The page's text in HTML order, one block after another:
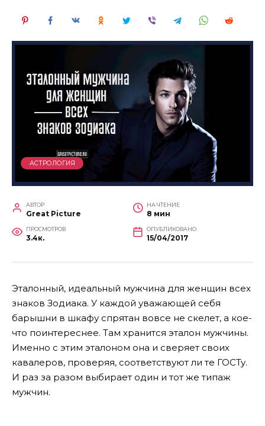
АСТРОЛОГИЯ
АВТОР
Great Picture
НА ЧТЕНИЕ
8 мин
ПРОСМОТРОВ
3.4к.
ОПУБЛИКОВАНО
15/04/2017
Эталонный, идеальный мужчина для женщин всех
знаков Зодиака. У каждой уважающей себя
барышни в шкафу спрятан вовсе не скелет, а кое-
что поинтереснее. Там хранится эталон мужчины.
Именно с этим эталоном она и сверяет своих
кавалеров, проверяя, соответствуют ли те ГОСТу.
И раз за разом выбирает один и тот же типаж
мужчин.